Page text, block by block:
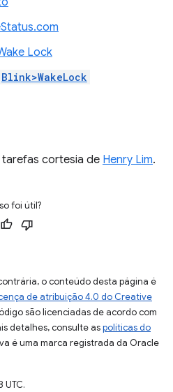
Lock
Blink>WakeLock
cortesia de Henry Lim.
foi útil?
o conteúdo desta página é
de atribuição 4.0 do Creative
são licenciadas de acordo com
detalhes, consulte aspolíticas do
é uma marca registrada da Oracle
UTC.